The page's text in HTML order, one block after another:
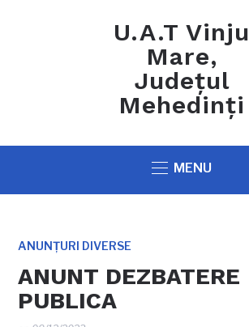
U.A.T Vinju
Mare,
Județul
Mehedinți
MENU
ANUNȚURI DIVERSE
ANUNT DEZBATERE
PUBLICA